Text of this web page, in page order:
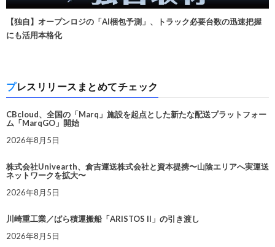
【独自】オープンロジの「AI梱包予測」、トラック必要台数の迅速把握
にも活用本格化
プレスリリースまとめてチェック
CBcloud、全国の「Marq」施設を起点とした新たな配送プラットフォー
ム「MarqGO」開始
2026年8月5日
株式会社Univearth、倉吉運送株式会社と資本提携〜山陰エリアへ実運送
ネットワークを拡大〜
2026年8月5日
川崎重工業／ばら積運搬船「ARISTOS II」の引き渡し
2026年8月5日